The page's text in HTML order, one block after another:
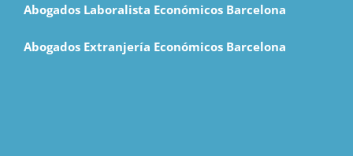
Abogados Laboralista Económicos Barcelona
Abogados Extranjería Económicos Barcelona